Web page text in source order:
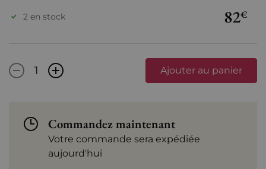
82€
2 en stock
- + Ajouter au panier
Commandez maintenant
Votre commande sera expédiée
aujourd'hui